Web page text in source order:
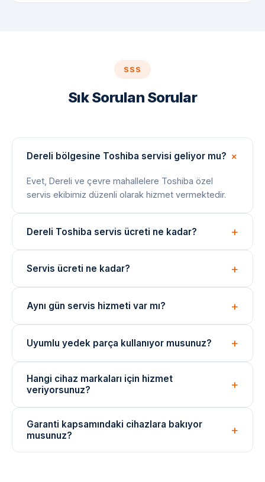
SSS
Sık Sorulan Sorular
Dereli bölgesine Toshiba servisi geliyor mu?
Evet, Dereli ve çevre mahallelere Toshiba özel
servis ekibimiz düzenli olarak hizmet vermektedir.
Dereli Toshiba servis ücreti ne kadar?
göre değişir; işlem öncesi net fiyat bilgisi paylaşılır.
Servis ücreti ne kadar?
ve değişen parçaya göre belirlenir. İşlem öncesi fiyat
Aynı gün servis hizmeti var mı?
ekibimizi yönlendirebiliyoruz. Acil durumlar için çağrı
Uyumlu yedek parça kullanıyor musunuz?
yedek parçalar kullanılmaktadır. Parça değişimlerinde
garanti verilir.
Hangi cihaz markaları için hizmet
veriyorsunuz?
daha birçok marka cihazı için bağımsız teknik servis
hizmeti sunuyoruz.
Garanti kapsamındaki cihazlara bakıyor
musunuz?